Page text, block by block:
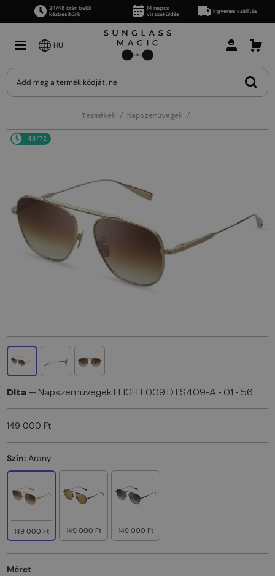
24/48 órán belül
kézbesítünk
14 napos
visszaküldés
Ingyenes szállítás
HU
Termékek Napszemüvegek
48/72
Dita — Napszemüvegek FLIGHT.009 DTS409-A - 01 - 56
149 000 Ft
Szín: Arany
149 000 Ft 149 000 Ft 149 000 Ft
Méret